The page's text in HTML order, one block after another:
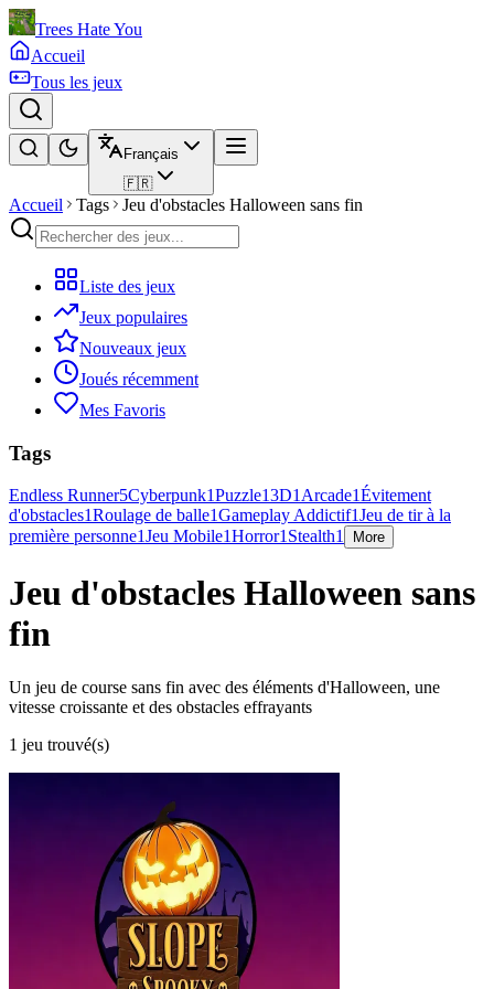
Trees Hate You
Accueil
Tous les jeux
Français
🇫🇷
Accueil Tags Jeu d'obstacles Halloween sans fin
Liste des jeux
Jeux populaires
Nouveaux jeux
Joués récemment
Mes Favoris
Tags
Endless Runner5Cyberpunk1Puzzle13D1Arcade1Évitement
d'obstacles1Roulage de balle1Gameplay Addictif1Jeu de tir à la
première personne1Jeu Mobile1Horror1Stealth1 More
Jeu d'obstacles Halloween sans
fin
Un jeu de course sans fin avec des éléments d'Halloween, une
vitesse croissante et des obstacles effrayants
1 jeu trouvé(s)